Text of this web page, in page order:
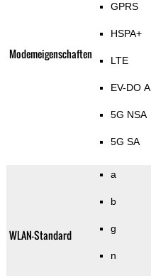
Modemeigenschaften
GPRS
HSPA+
LTE
EV-DO A
5G NSA
5G SA
WLAN-Standard
a
b
g
n